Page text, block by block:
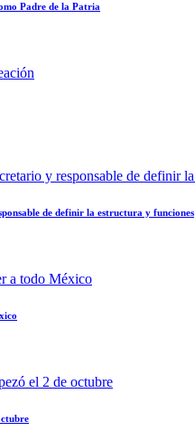
Padre de la Patria
de definir la estructura y funciones